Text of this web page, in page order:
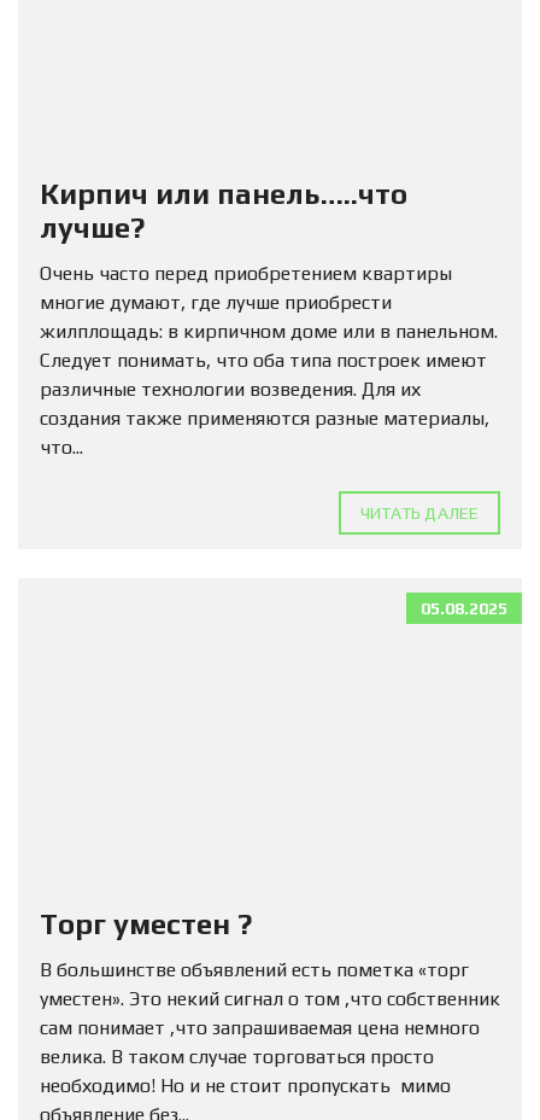
Кирпич или панель…..что
лучше?
Очень часто перед приобретением квартиры
многие думают, где лучше приобрести
жилплощадь: в кирпичном доме или в панельном.
Следует понимать, что оба типа построек имеют
различные технологии возведения. Для их
создания также применяются разные материалы,
что...
ЧИТАТЬ ДАЛЕЕ
05.08.2025
Торг уместен ?
В большинстве объявлений есть пометка «торг
уместен». Это некий сигнал о том ,что собственник
сам понимает ,что запрашиваемая цена немного
велика. В таком случае торговаться просто
необходимо! Но и не стоит пропускать мимо
объявление без...